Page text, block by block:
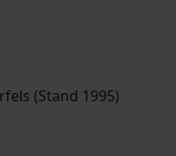
(Stand 1995)